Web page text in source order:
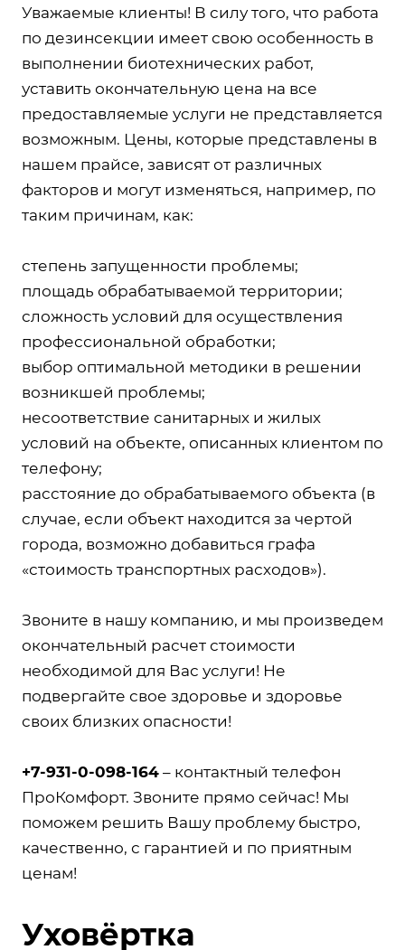
Уважаемые клиенты! В силу того, что работа
по дезинсекции имеет свою особенность в
выполнении биотехнических работ,
уставить окончательную цена на все
предоставляемые услуги не представляется
возможным. Цены, которые представлены в
нашем прайсе, зависят от различных
факторов и могут изменяться, например, по
таким причинам, как:
степень запущенности проблемы;
площадь обрабатываемой территории;
сложность условий для осуществления
профессиональной обработки;
выбор оптимальной методики в решении
возникшей проблемы;
несоответствие санитарных и жилых
условий на объекте, описанных клиентом по
телефону;
расстояние до обрабатываемого объекта (в
случае, если объект находится за чертой
города, возможно добавиться графа
«стоимость транспортных расходов»).
Звоните в нашу компанию, и мы произведем
окончательный расчет стоимости
необходимой для Вас услуги! Не
подвергайте свое здоровье и здоровье
своих близких опасности!
+7-931-0-098-164 – контактный телефон
ПроКомфорт. Звоните прямо сейчас! Мы
поможем решить Вашу проблему быстро,
качественно, с гарантией и по приятным
ценам!
Уховёртка